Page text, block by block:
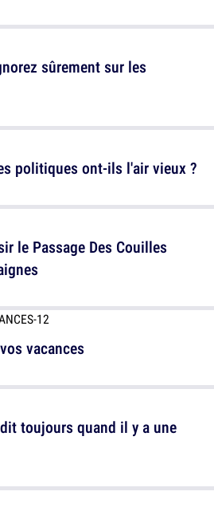
sûrement sur les
le Passage Des Couilles
toujours quand il y a une
politiques ont-ils l'air vieux ?
vacances